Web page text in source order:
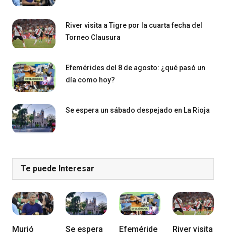
River visita a Tigre por la cuarta fecha del
Torneo Clausura
Efemérides del 8 de agosto: ¿qué pasó un
día como hoy?
Se espera un sábado despejado en La Rioja
Te puede Interesar
Murió
Se espera
Efeméride
River visita